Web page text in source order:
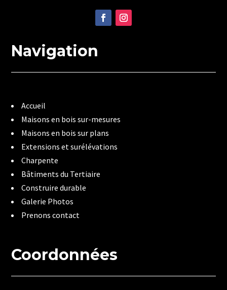
Navigation
Accueil
Maisons en bois sur-mesures
Maisons en bois sur plans
Extensions et surélévations
Charpente
Bâtiments du Tertiaire
Construire durable
Galerie Photos
Prenons contact
Coordonnées